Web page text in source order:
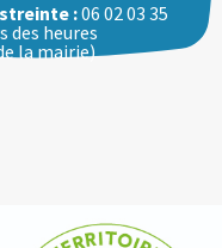
:06 02 03 35
des heures
la mairie)